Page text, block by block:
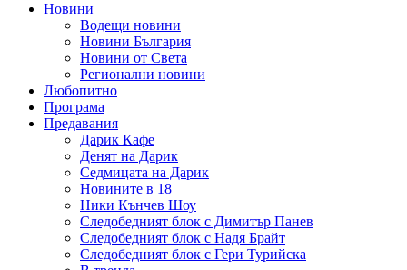
Новини
Водещи новини
Новини България
Новини от Света
Регионални новини
Любопитно
Програма
Предавания
Дарик Кафе
Денят на Дарик
Седмицата на Дарик
Новините в 18
Ники Кънчев Шоу
Следобедният блок с Димитър Панев
Следобедният блок с Надя Брайт
Следобедният блок с Гери Турийска